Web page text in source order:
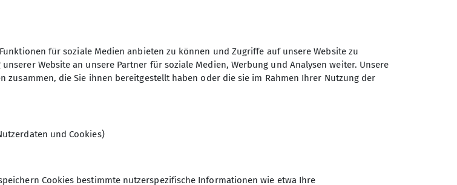
*
Kontaktformular eingegebenen Daten elektronisch gesichert und zum
für soziale Medien anbieten zu können und Zugriffe auf unsere Website zu
Website an unsere Partner für soziale Medien, Werbung und Analysen weiter. Unsere
die Sie ihnen bereitgestellt haben oder die sie im Rahmen Ihrer Nutzung der
und Cookies)
Cookies bestimmte nutzerspezifische Informationen wie etwa Ihre